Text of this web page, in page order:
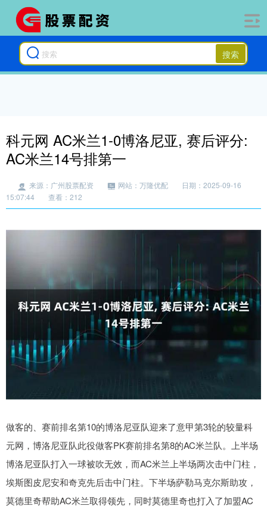
搜索
科元网 AC米兰1-0博洛尼亚, 赛后评分:
AC米兰14号排第一
来源：广州股票配资 网站：万隆优配
日期：2025-09-16
15:07:44
查看：212
做客的、赛前排名第10的博洛尼亚队迎来了意甲第3轮的较量科
元网，博洛尼亚队此役做客PK赛前排名第8的AC米兰队。上半场
博洛尼亚队打入一球被吹无效，而AC米兰上半场两次击中门柱，
埃斯图皮尼安和奇克先后击中门柱。下半场萨勒马克尔斯助攻，
莫德里奇帮助AC米兰取得领先，同时莫德里奇也打入了加盟AC